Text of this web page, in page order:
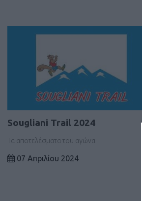
Sougliani Trail 2024
Τα αποτελέσματα του αγώνα
07 Απριλίου 2024